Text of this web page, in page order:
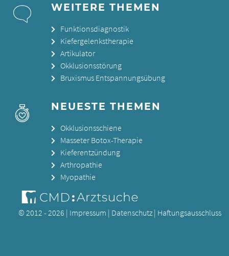
WEITERE THEMEN
Funktionsdiagnostik
Kiefergelenkstherapie
Artikulator
Okklusionsstörung
Bruxismus Entspannungsübung
NEUESTE THEMEN
Okklusionsschiene
Masseter Botox-Therapie
Kieferentzündung
Arthropathie
Myopathie
© 2012 - 2026 | Impressum | Datenschutz | Haftungsausschluss